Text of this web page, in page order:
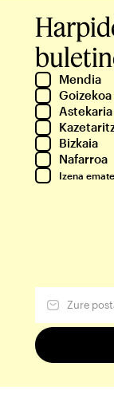
Mendia
Goizekoa
Astekaria
Bizkaia
Nafarroa
Izena